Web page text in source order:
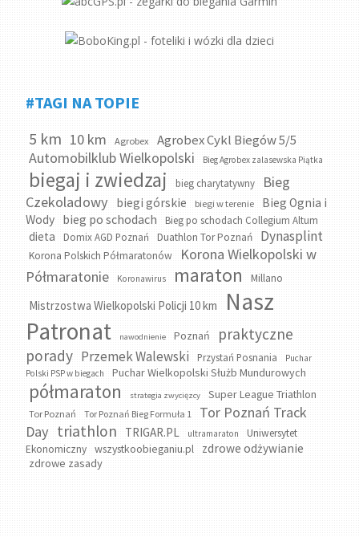
#TAGI NA TOPIE
5 km 10 km Agrobex Agrobex Cykl Biegów 5/5
Automobilklub Wielkopolski Bieg Agrobex zalasewska Piątka
biegaj i zwiedzaj bieg charytatywny
Bieg
Czekoladowy
biegi górskie biegi w terenie
Bieg Ognia i
Wody bieg po schodach Bieg po schodach Collegium Altum
dieta Domix AGD Poznań Duathlon Tor Poznań Dynasplint
Korona Polskich Półmaratonów
Korona Wielkopolski w
Półmaratonie
Koronawirus maraton Millano
Mistrzostwa Wielkopolski Policji 10 km
Nasz
Patronat
nawodnienie Poznań
praktyczne
porady Przemek Walewski Przystań Posnania
Puchar
Polski PSP w biegach
Puchar Wielkopolski Służb Mundurowych
półmaraton strategia zwycięzcy Super League Triathlon
Tor Poznań Tor Poznań Bieg Formuła 1
Tor Poznań Track
Day triathlon TRIGAR.PL ultramaraton
Uniwersytet
Ekonomiczny
wszystkoobieganiu.pl zdrowe odżywianie
zdrowe zasady